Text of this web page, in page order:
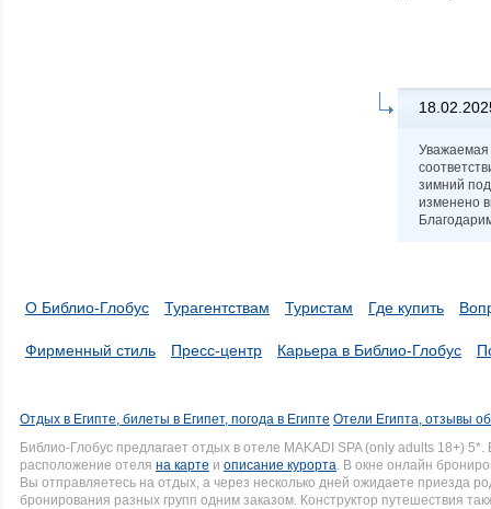
Уважаемая
зимний
изменено
О Библио-Глобус Турагентствам Туристам Где купить
Фирменный стиль Пресс-центр Карьера в Библио-Глобус
Отдых в Египте, билеты в Египет, погода в Египте Отели Египта, отзывы
Библио-Глобус предлагает отдых в отеле MAKADI SPA (only adults
расположение отеля на карте и описание курорта. В окне онлайн
Вы отправляетесь на отдых, а через несколько дней ожидаете приезда
бронирования разных групп одним заказом. Конструктор путешествия